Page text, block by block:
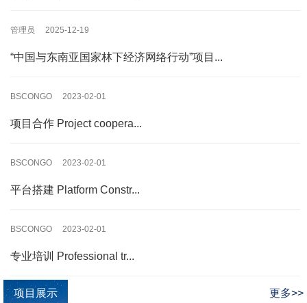
管理员 2025-12-19
“中国与东南亚国家林下经济网络行动”项目...
BSCONGO 2023-02-01
项目合作 Project coopera...
BSCONGO 2023-02-01
平台搭建 Platform Constr...
BSCONGO 2023-02-01
专业培训 Professional tr...
项目展示 更多>>